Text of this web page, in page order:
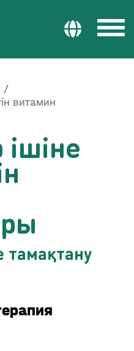
витамин
тамақтану